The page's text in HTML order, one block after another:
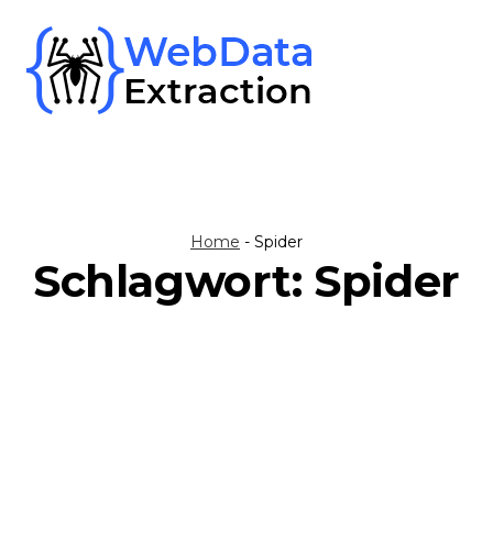
content
Home - Spider
Schlagwort: Spider